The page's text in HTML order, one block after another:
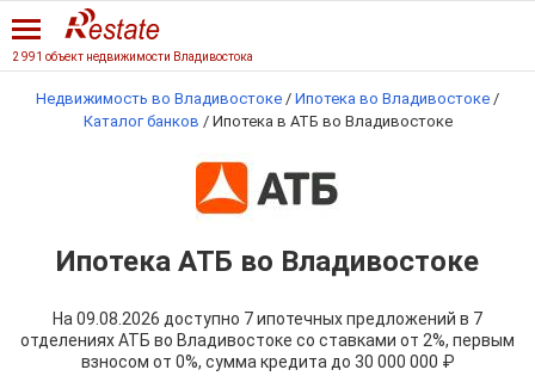
2 991 объект недвижимости Владивостока
Недвижимость во Владивостоке / Ипотека во Владивостоке /
Каталог банков / Ипотека в АТБ во Владивостоке
Ипотека АТБ во Владивостоке
На 09.08.2026 доступно 7 ипотечных предложений в 7
отделениях АТБ во Владивостоке со ставками от 2%, первым
взносом от 0%, сумма кредита до 30 000 000 ₽